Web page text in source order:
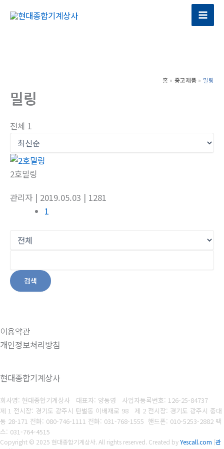
Main
홈 중고제품 밀링
밀링
전체 1
2호밀링
관리자 | 2019.05.03 | 1281
1
검색
이용약관
개인정보처리방침
현대종합기계상사
회사명: 현대종합기계상사 대표자: 양동영 사업자등록번호: 126-25-84737
제 1 전시장: 경기도 광주시 탄벌동 이배재로 98 제 2 전시장: 경기도 광주시 중대
동 28-171 전화: 080-746-1111 전화: 031-768-1555 핸드폰: 010-5253-2882 팩
스: 031-764-4515
Copyright © 2025 현대종합기계상사. All rights reserved. Created byYescall.com [관